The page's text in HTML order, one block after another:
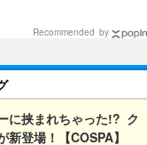
ーキティチャーム」第
8月20日～】
Recommended by
に挟まれちゃった!? ク
新登場！【COSPA】